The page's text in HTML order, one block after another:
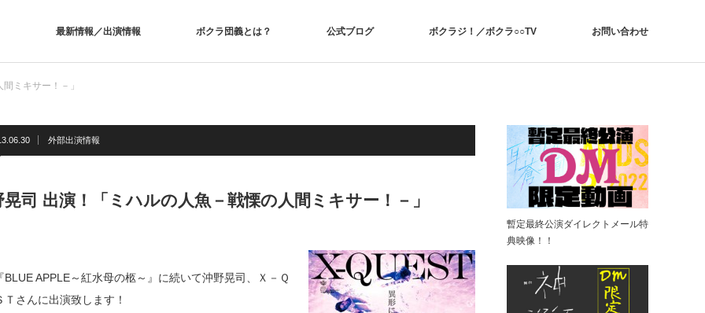
最新情報／出演情報 ボクラ団義とは？ 公式ブログ ボクラジ！／ボクラ○○TV お問い合わせ
ミキサー！－」
外部出演情報
晃司 出演！「ミハルの人魚－戦慄の人間ミキサー！－」
BLUE APPLE～紅水母の柩～』に続いて沖野晃司、Ｘ－Ｑ
Ｔさんに出演致します！
暫定最終公演ダイレクトメール特
典映像！！